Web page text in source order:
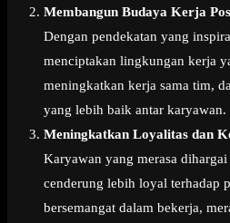
Membangun Budaya Kerja
Dengan pendekatan yang
menciptakan lingkungan kerja
meningkatkan kerja sama tim,
yang lebih baik antar karyawan.
Meningkatkan Loyalitas dan
Karyawan yang merasa
cenderung lebih loyal terhadap
bersemangat dalam bekerja,